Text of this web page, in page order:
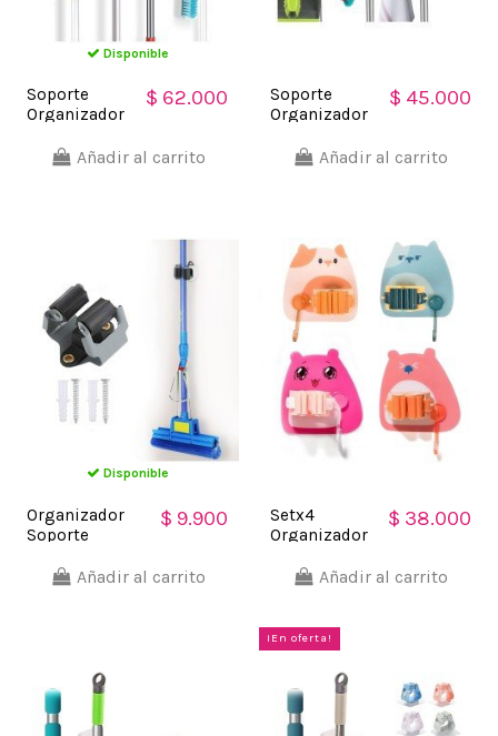
Disponible
Soporte
Organizador
Colgador
$ 62.000
Añadir al carrito
Soporte
Organizador
Acero
$ 45.000
Añadir al carrito
Disponible
Organizador
Soporte
jardín Escobas
$ 9.900
Añadir al carrito
Setx4
Organizador
Escobas
Gatos
$ 38.000
Añadir al carrito
¡En oferta!